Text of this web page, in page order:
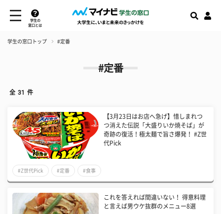
学生の
窓口とは
学生の窓口トップ #定番
#定番
全 31 件
【3月23日はお店へ急げ】惜しまれつ
つ消えた伝説「大盛りいか焼そば」が
奇跡の復活！極太麺で旨さ爆発！ #Z世
代Pick
#Z世代Pick #定番 #食事
これを答えれば間違いない！ 得意料理
と言えば男ウケ抜群のメニュー8選